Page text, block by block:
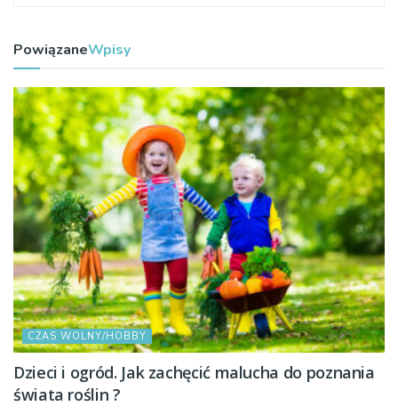
PowiązaneWpisy
CZAS WOLNY/HOBBY
Dzieci i ogród. Jak zachęcić malucha do poznania
świata roślin ?